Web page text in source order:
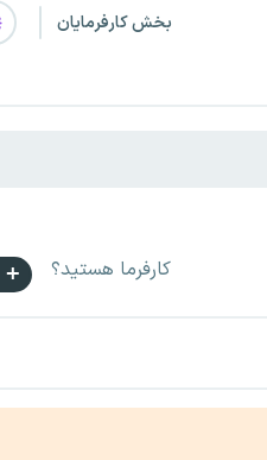
بخش کارفرمایان
کارفرما هستید؟